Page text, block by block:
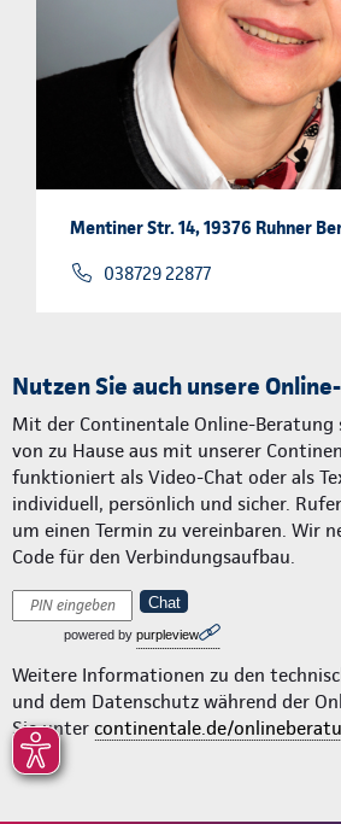
Mentiner Str. 14, 19376 Ruhner
038729 22877
Nutzen Sie auch unsere
Mit der Continentale Online-Beratung
von zu Hause aus mit unserer
funktioniert als Video-Chat oder als
individuell, persönlich und sicher.
um einen Termin zu vereinbaren. Wir
Code für den Verbindungsaufbau.
Chat
powered by purpleview
Weitere Informationen zu den
und dem Datenschutz während der
Sie unter continentale.de/